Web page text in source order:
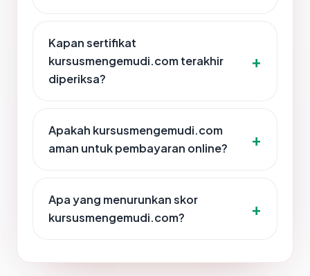
Kapan sertifikat
kursusmengemudi.com terakhir
diperiksa?
Apakah kursusmengemudi.com
aman untuk pembayaran online?
Apa yang menurunkan skor
kursusmengemudi.com?